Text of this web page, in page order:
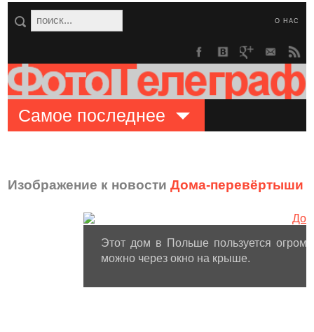
О НАС
Самое последнее
Изображение к новостиДома-перевёртыши
Этот дом в Польше пользуется
можно через окно на крыше.